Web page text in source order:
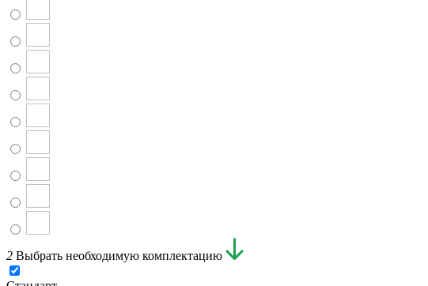
2 Выбрать необходимую комплектацию